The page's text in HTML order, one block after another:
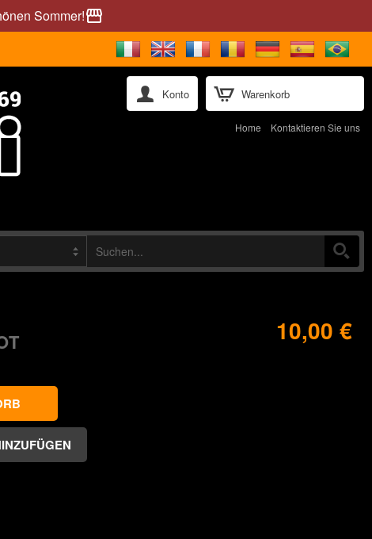
Sommer!storefront
Warenkorb
Konto
Home Kontaktieren Sie uns
10,00 €